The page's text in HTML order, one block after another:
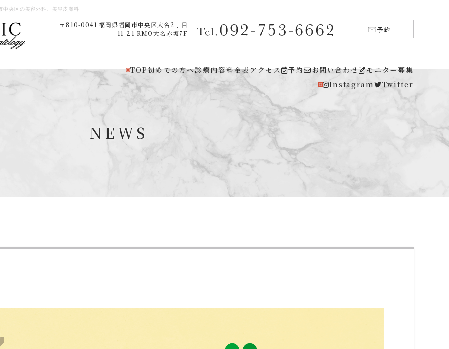
央区の美容外科、美容皮膚科
〒810-0041 福岡県福岡市中央区大名2丁目
11-21 RMO大名赤坂7F
Tel.092-753-6662 予約
TOP初めての方へ診療内容料金表アクセス 予約 お問い合わせ
モニター募集
Instagram
Twitter
NEWS